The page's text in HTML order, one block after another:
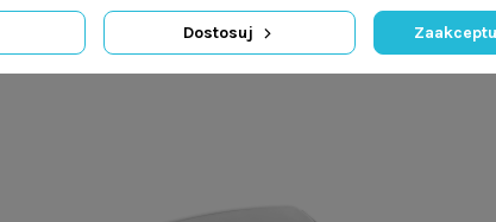
Dostosuj